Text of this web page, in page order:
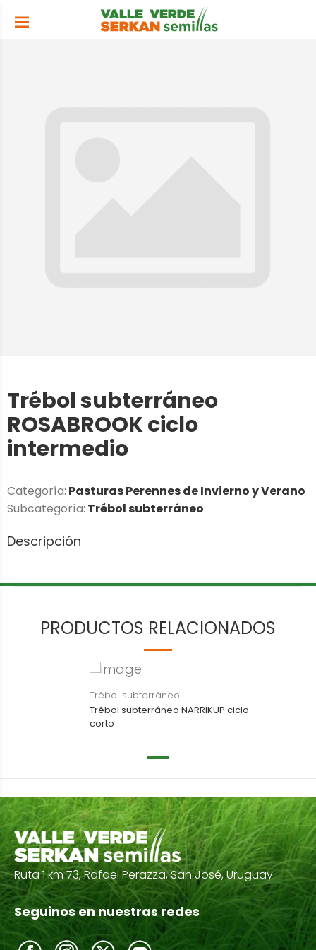
Trébol subterráneo
ROSABROOK ciclo
intermedio
Categoría: Pasturas Perennes de Invierno y Verano
Subcategoría: Trébol subterráneo
Descripción
PRODUCTOS RELACIONADOS
Trébol subterráneo
Trébol subterráneo NARRIKUP ciclo
corto
Ruta 1 km 73, Rafael Perazza, San José, Uruguay.
Seguinos en nuestras redes